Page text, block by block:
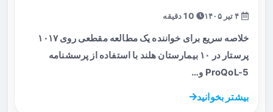
خلاصه سریع برای خواننده یک مطالعه مقطعی روی ۱۰۱۷
پرستار در ۱۰ بیمارستان هلند با استفاده از پرسشنامه
ProQoL-5 و…
بیشتر بخوانید